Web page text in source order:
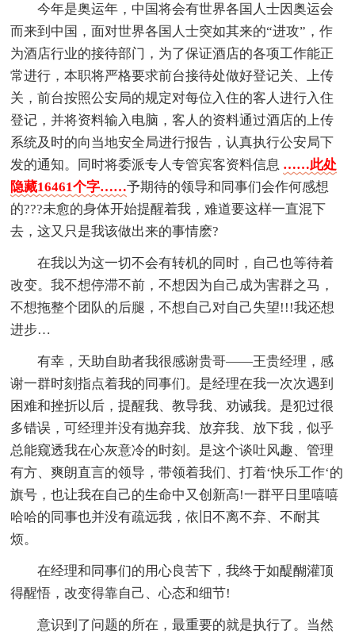
今年是奥运年，中国将会有世界各国人士因奥运会
而来到中国，面对世界各国人士突如其来的“进攻”，作
为酒店行业的接待部门，为了保证酒店的各项工作能正
常进行，本职将严格要求前台接待处做好登记关、上传
关，前台按照公安局的规定对每位入住的客人进行入住
登记，并将资料输入电脑，客人的资料通过酒店的上传
系统及时的向当地安全局进行报告，认真执行公安局下
发的通知。同时将委派专人专管宾客资料信息 ……此处
隐藏16461个字……予期待的领导和同事们会作何感想
的???未愈的身体开始提醒着我，难道要这样一直混下
去，这又只是我该做出来的事情麽?
在我以为这一切不会有转机的同时，自己也等待着
改变。我不想停滞不前，不想因为自己成为害群之马，
不想拖整个团队的后腿，不想自己对自己失望!!!我还想
进步…
有幸，天助自助者我很感谢贵哥——王贵经理，感
谢一群时刻指点着我的同事们。是经理在我一次次遇到
困难和挫折以后，提醒我、教导我、劝诫我。是犯过很
多错误，可经理并没有抛弃我、放弃我、放下我，似乎
总能窥透我在心灰意冷的时刻。是这个谈吐风趣、管理
有方、爽朗直言的领导，带领着我们、打着‘快乐工作‘的
旗号，也让我在自己的生命中又创新高!一群平日里嘻嘻
哈哈的同事也并没有疏远我，依旧不离不弃、不耐其
烦。
在经理和同事们的用心良苦下，我终于如醍醐灌顶
得醒悟，改变得靠自己、心态和细节!
意识到了问题的所在，最重要的就是执行了。当然